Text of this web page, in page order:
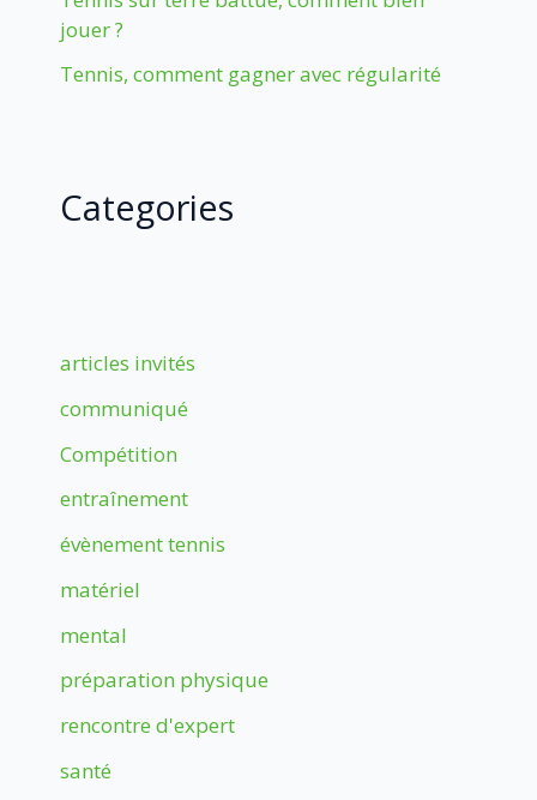
jouer ?
Tennis, comment gagner avec régularité
Categories
articles invités
communiqué
Compétition
entraînement
évènement tennis
matériel
mental
préparation physique
rencontre d'expert
santé